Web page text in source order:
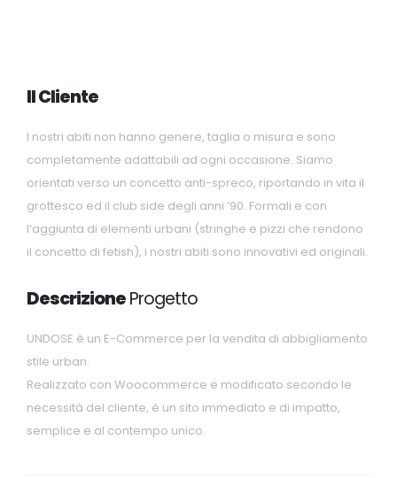
Il Cliente
I nostri abiti non hanno genere, taglia o misura e sono
completamente adattabili ad ogni occasione. Siamo
orientati verso un concetto anti-spreco, riportando in vita il
grottesco ed il club side degli anni ’90. Formali e con
l’aggiunta di elementi urbani (stringhe e pizzi che rendono
il concetto di fetish), i nostri abiti sono innovativi ed originali.
DescrizioneProgetto
UNDOSE è un E-Commerce per la vendita di abbigliamento
stile urban.
Realizzato con Woocommerce e modificato secondo le
necessità del cliente, è un sito immediato e di impatto,
semplice e al contempo unico.